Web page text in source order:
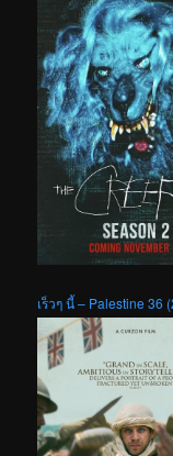
เร็วๆ นี้ – Palestine 36